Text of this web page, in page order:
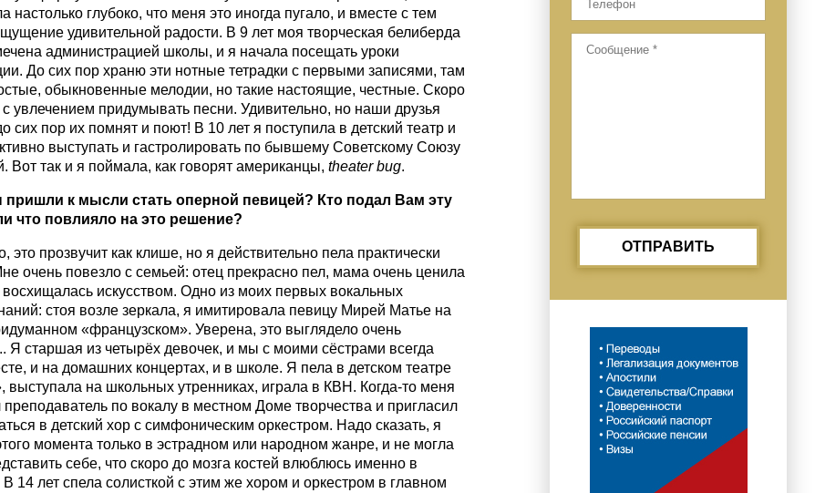
настолько глубоко, что меня это иногда пугало, и вместе с тем
удивительной радости. В 9 лет моя творческая белиберда
администрацией школы, и я начала посещать уроки
До сих пор храню эти нотные тетрадки с первыми записями, там
обыкновенные мелодии, но такие настоящие, честные. Скоро
увлечением придумывать песни. Удивительно, но наши друзья
сих пор их помнят и поют! В 10 лет я поступила в детский театр и
выступать и гастролировать по бывшему Советскому Союзу
Вот так и я поймала, как говорят американцы, theater bug.
пришли к мысли стать оперной певицей? Кто подал Вам эту
что повлияло на это решение?
это прозвучит как клише, но я действительно пела практически
очень повезло с семьей: отец прекрасно пел, мама очень ценила
восхищалась искусством. Одно из моих первых вокальных
стоя возле зеркала, я имитировала певицу Мирей Матье на
«французском». Уверена, это выглядело очень
Я старшая из четырёх девочек, и мы с моими сёстрами всегда
и на домашних концертах, и в школе. Я пела в детском театре
выступала на школьных утренниках, играла в КВН. Когда-то меня
по вокалу в местном Доме творчества и пригласил
в детский хор с симфоническим оркестром. Надо сказать, я
момента только в эстрадном или народном жанре, и не могла
себе, что скоро до мозга костей влюблюсь именно в
В 14 лет спела солисткой с этим же хором и оркестром в главном
ОТПРАВИТЬ